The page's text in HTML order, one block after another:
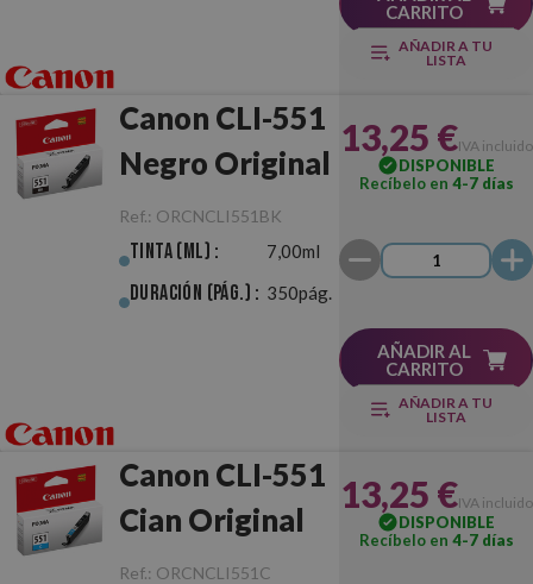
CARRITO
AÑADIR A TU
LISTA
Canon CLI-551
Negro Original
Ref.: ORCNCLI551BK
Tinta (ml) : 7,00ml
Duración (pág.) : 350pág.
13,25 €IVA incluido
DISPONIBLE
Recíbelo en 4-7 días
AÑADIR AL
CARRITO
AÑADIR A TU
LISTA
Canon CLI-551
Cian Original
Ref.: ORCNCLI551C
13,25 €IVA incluido
DISPONIBLE
Recíbelo en 4-7 días